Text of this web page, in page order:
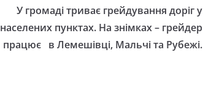
У громаді триває грейдування доріг у
населених пунктах. На знімках – грейдер
працює в Лемешівці, Мальчі та Рубежі.